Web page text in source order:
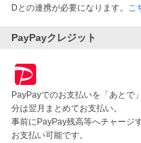
Dとの連携が必要になります。 こ
PayPayクレジット
PayPayでのお支払いを「あとで
分は翌月まとめてお支払い。
事前にPayPay残高等へチャージ
お支払い可能です。